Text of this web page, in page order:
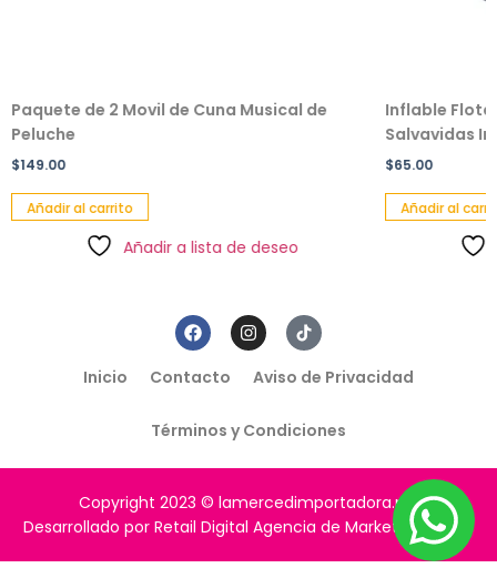
Paquete de 2 Movil de Cuna Musical de
Peluche
$149.00
Añadir al carrito
Añadir a lista de deseo
Inflable
Salvavidas
$65.00
Añadir al
Inicio Contacto Aviso de Privacidad
Términos y Condiciones
Copyright 2023 © lamercedimportadora.mx
Desarrollado por Retail Digital Agencia de Marketing Digital